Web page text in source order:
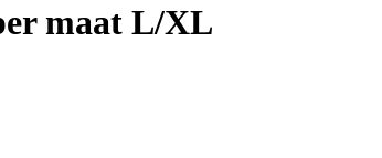
maat L/XL